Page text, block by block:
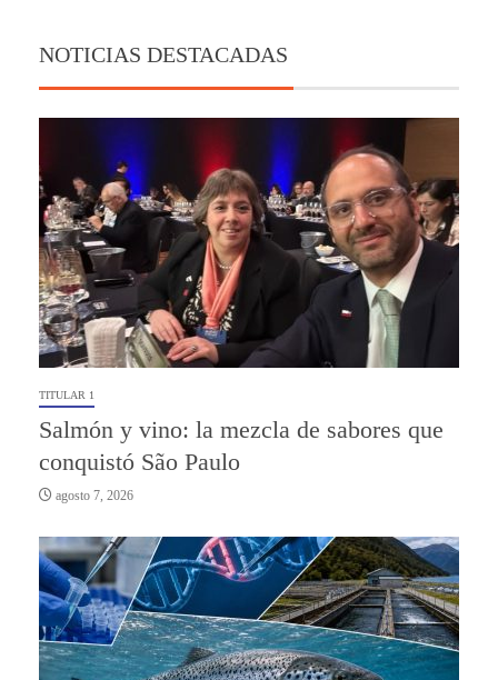
NOTICIAS DESTACADAS
TITULAR 1
Salmón y vino: la mezcla de sabores que
conquistó São Paulo
agosto 7, 2026